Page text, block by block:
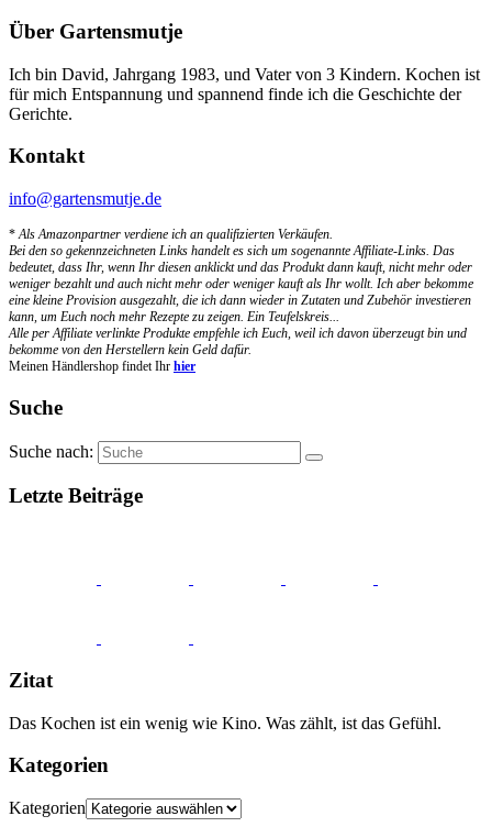
Über Gartensmutje
Ich bin David, Jahrgang 1983, und Vater von 3 Kindern. Kochen ist
für mich Entspannung und spannend finde ich die Geschichte der
Gerichte.
Kontakt
info@gartensmutje.de
*Als Amazonpartner verdiene ich an qualifizierten Verkäufen.
Bei den so gekennzeichneten Links handelt es sich um sogenannte Affiliate-Links. Das
bedeutet, dass Ihr, wenn Ihr diesen anklickt und das Produkt dann kauft, nicht mehr oder
weniger bezahlt und auch nicht mehr oder weniger kauft als Ihr wollt. Ich aber bekomme
eine kleine Provision ausgezahlt, die ich dann wieder in Zutaten und Zubehör investieren
kann, um Euch noch mehr Rezepte zu zeigen. Ein Teufelskreis...
Alle per Affiliate verlinkte Produkte empfehle ich Euch, weil ich davon überzeugt bin und
bekomme von den Herstellern kein Geld dafür.
Meinen Händlershop findet Ihr hier
Suche
Suche nach:
Letzte Beiträge
Zitat
Das Kochen ist ein wenig wie Kino. Was zählt, ist das Gefühl.
Kategorien
Kategorien